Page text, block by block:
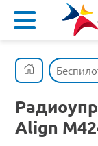
Align